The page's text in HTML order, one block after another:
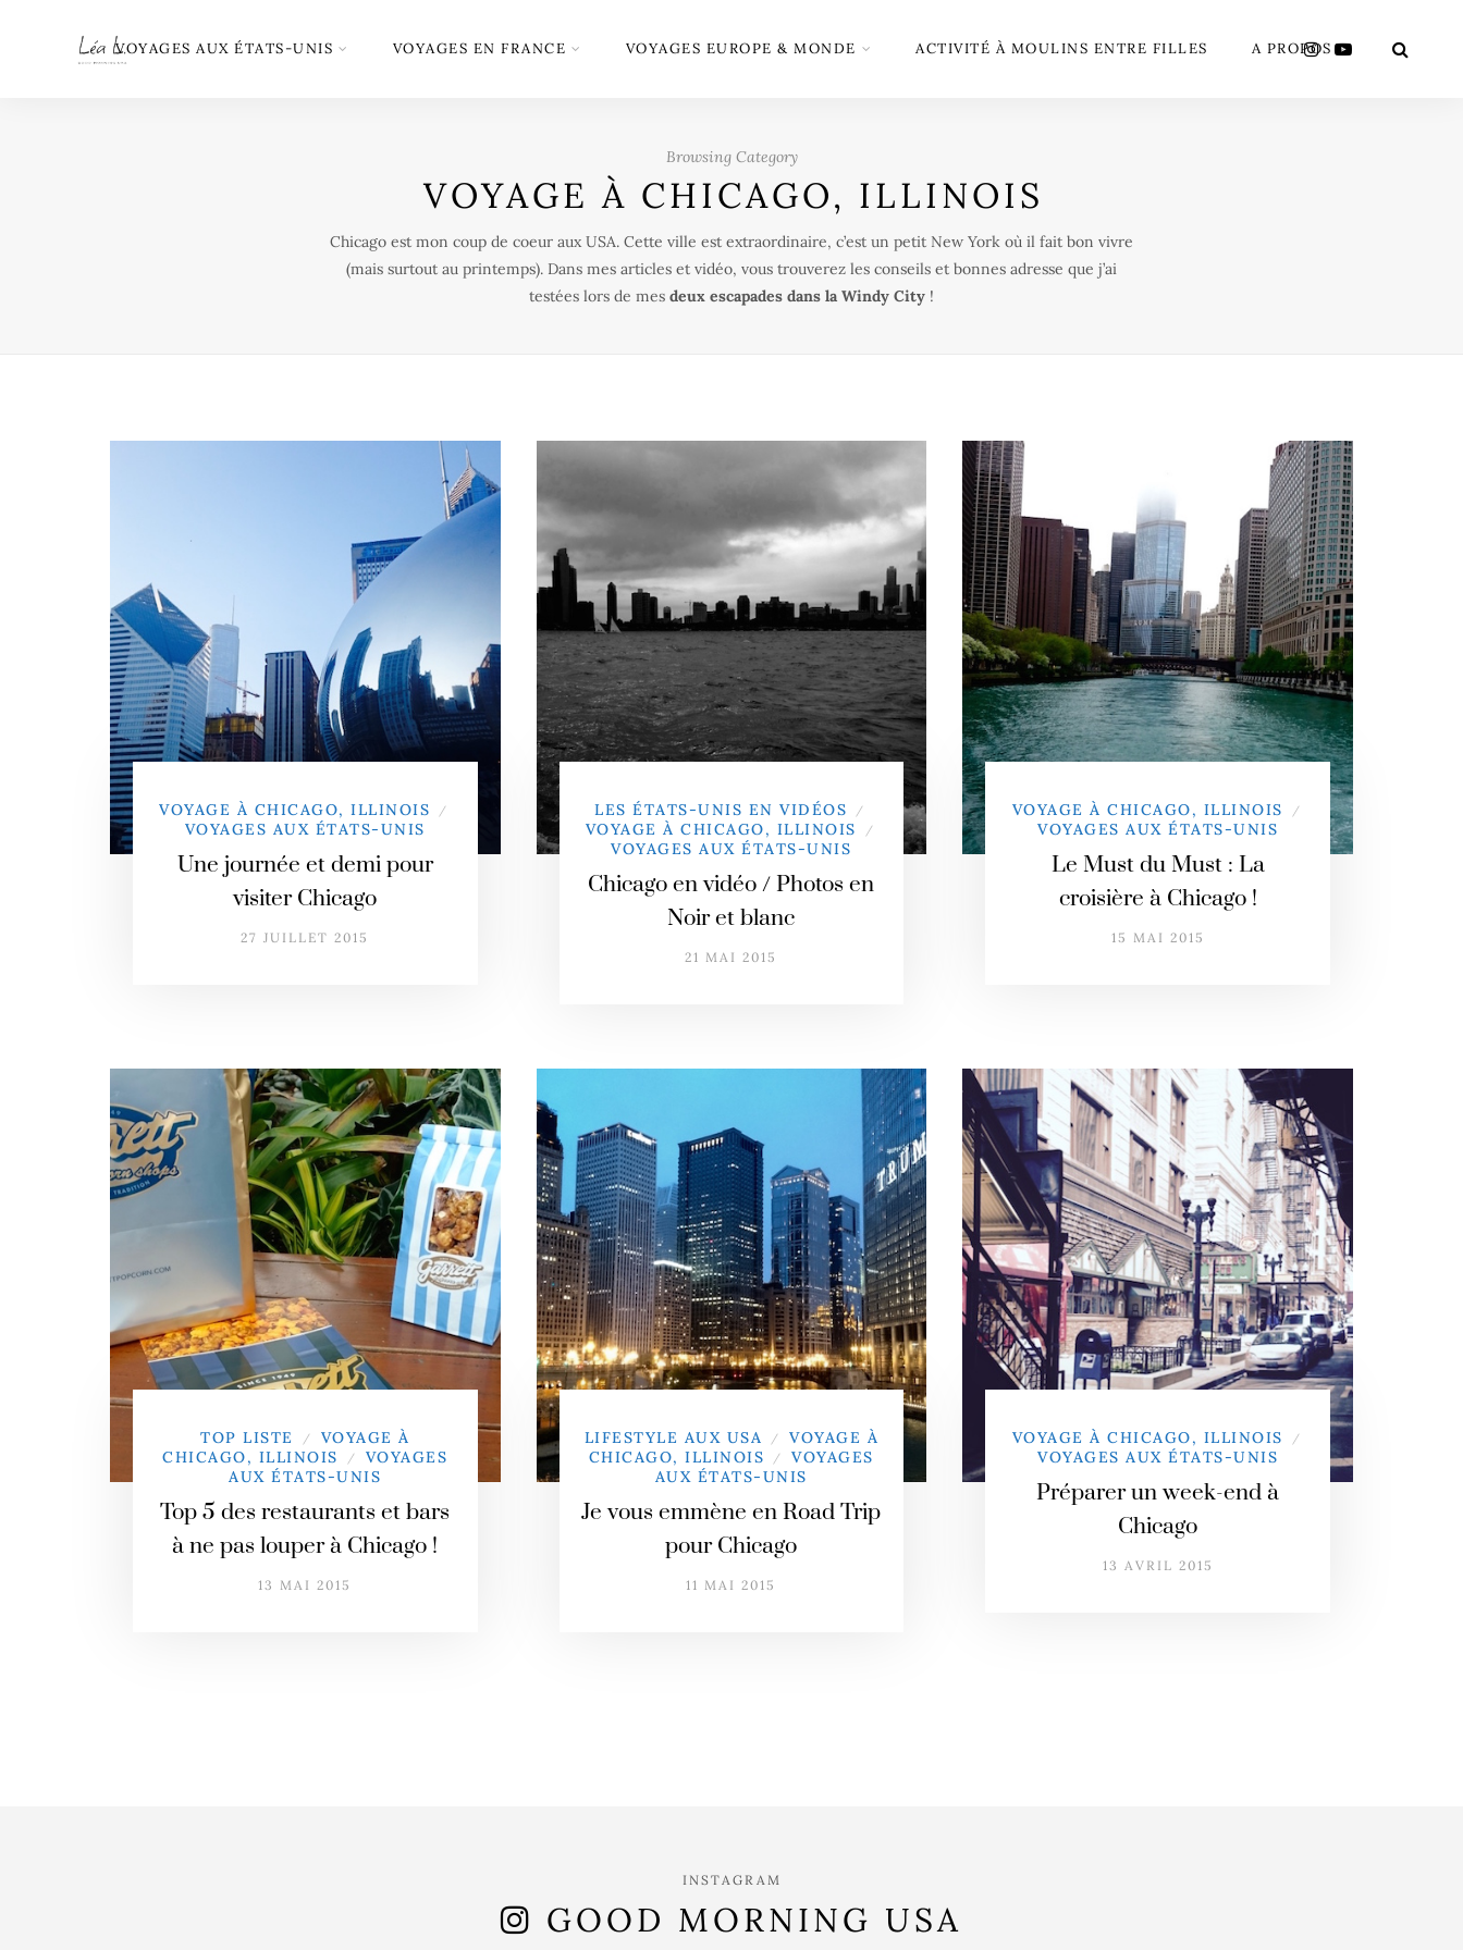
VOYAGES AUX ÉTATS-UNIS VOYAGES EN FRANCE VOYAGES EUROPE & MONDE ACTIVITÉ À MOULINS ENTRE FILLES A PROPOS
Browsing Category
VOYAGE À CHICAGO, ILLINOIS
Chicago est mon coup de coeur aux USA. Cette ville est extraordinaire, c’est un petit New York où il fait bon vivre
(mais surtout au printemps). Dans mes articles et vidéo, vous trouverez les conseils et bonnes adresse que j’ai
testées lors de mes deux escapades dans la Windy City !
VOYAGE À CHICAGO, ILLINOIS /
VOYAGES AUX ÉTATS-UNIS
Une journée et demi pour
visiter Chicago
27 JUILLET 2015
LES ÉTATS-UNIS EN VIDÉOS /
VOYAGE À CHICAGO, ILLINOIS /
VOYAGES AUX ÉTATS-UNIS
Chicago en vidéo / Photos en
Noir et blanc
21 MAI 2015
VOYAGE À CHICAGO, ILLINOIS /
VOYAGES AUX ÉTATS-UNIS
Le Must du Must : La
croisière à Chicago !
15 MAI 2015
TOP LISTE /
VOYAGE À
CHICAGO, ILLINOIS
/
VOYAGES
AUX ÉTATS-UNIS
Top 5 des restaurants et bars
à ne pas louper à Chicago !
13 MAI 2015
LIFESTYLE AUX USA /
VOYAGE À
CHICAGO, ILLINOIS
/
VOYAGES
AUX ÉTATS-UNIS
Je vous emmène en Road Trip
pour Chicago
11 MAI 2015
VOYAGE À CHICAGO, ILLINOIS /
VOYAGES AUX ÉTATS-UNIS
Préparer un week-end à
Chicago
13 AVRIL 2015
INSTAGRAM
GOOD MORNING USA